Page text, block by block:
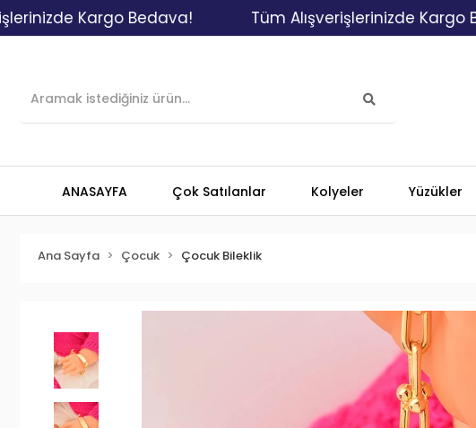
Kargo Bedava! Tüm Alışverişlerinizde Kargo Bedava!
ANASAYFA Çok Satılanlar Kolyeler Yüzükler
Ana Sayfa Çocuk Çocuk Bileklik